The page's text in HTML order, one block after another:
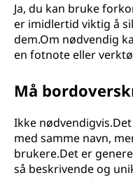
Ja, du kan bruke
er imidlertid viktig å
dem.Om nødvendig
en fotnote eller
Må
Ikke
med samme navn,
brukere.Det er
så beskrivende og